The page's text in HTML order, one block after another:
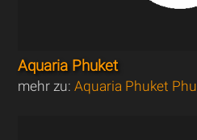
Aquaria Phuket
mehr zu:Aquaria Phuket